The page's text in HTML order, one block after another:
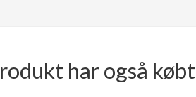
har også købt